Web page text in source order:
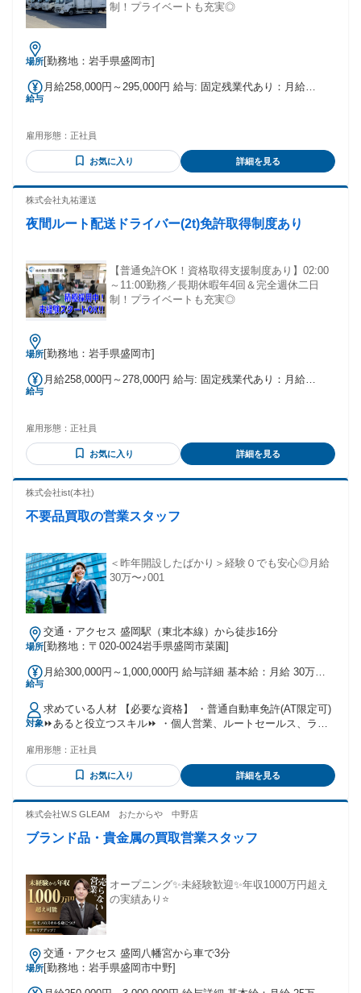
制！プライベートも充実◎
場所[勤務地：岩手県盛岡市]
給与
月給258,000円～295,000円 給与: 固定残業代あり：月給
追加で支給する。
雇用形態： 正社員
お気に入り 詳細を見る
株式会社丸祐運送
夜間ルート配送ドライバー(2t)免許取得制度あり
【普通免許OK！資格取得支援制度あり】02:00
～11:00勤務／長期休暇年4回＆完全週休二日
制！プライベートも充実◎
場所[勤務地：岩手県盛岡市]
給与
月給258,000円～278,000円 給与: 固定残業代あり：月給
追加で支給する。
雇用形態： 正社員
お気に入り 詳細を見る
株式会社ist(本社)
不要品買取の営業スタッフ
＜昨年開設したばかり＞経験０でも安心◎⽉給
30万〜♪001
場所
交通・アクセス 盛岡駅（東北本線）から徒歩16分
[勤務地：〒020-0024岩手県盛岡市菜園]
給与
月給300,000円～1,000,000円 給与詳細 基本給：月給 30万円
われる通勤・皆勤・家族手当金額：なし 全員に一律で支払わ
れるその他手当金額：なし ■⽉給30万円〜＋インセンティブ
固定給30万円で安定しつつ、成果に応じたインセンティブも
あるので、頑張りがそのまま収入UPに！
対象
求めている人材 【必要な資格】 ・普通⾃動⾞免許(AT限定可)
⏩あると役⽴つスキル⏩ ・個⼈営業、ルートセールス、ラウ
ケーション能⼒ ⭐こんな⽅、⼤歓迎⭐ ■未経験歓迎 ■経験不問
■学歴不問 ■第⼆新卒歓迎 ■稼ぎたいし休みもしっかり確保し
たい⽅ ■成⻑中の企業で働きたい⽅ ■家庭を持ちたいけれど今
雇用形態： 正社員
お気に入り 詳細を見る
株式会社W.S GLEAM おたからや 中野店
ブランド品・貴金属の買取営業スタッフ
オープニング✨未経験歓迎✨年収1000万円超え
の実績あり⭐
場所
交通・アクセス 盛岡八幡宮から車で3分
[勤務地：岩手県盛岡市中野]